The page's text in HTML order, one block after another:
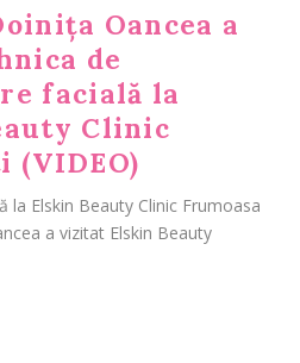
Oancea a
de
facială la
Clinic
(VIDEO)
la Elskin Beauty Clinic Frumoasa
a vizitat Elskin Beauty